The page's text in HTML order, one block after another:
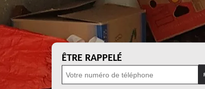
ÊTRE RAPPELÉ